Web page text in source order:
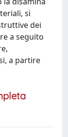
si
dei
a seguito
a partire